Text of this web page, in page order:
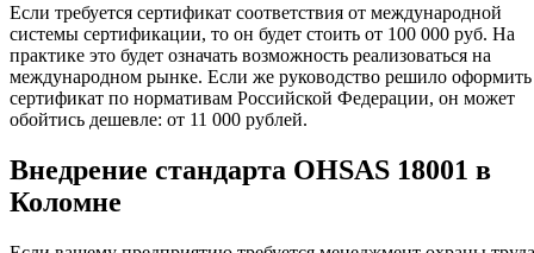
Если требуется сертификат соответствия от международной
системы сертификации, то он будет стоить от 100 000 руб. На
практике это будет означать возможность реализоваться на
международном рынке. Если же руководство решило оформить
сертификат по нормативам Российской Федерации, он может
обойтись дешевле: от 11 000 рублей.
Внедрение стандарта OHSAS 18001 в
Коломне